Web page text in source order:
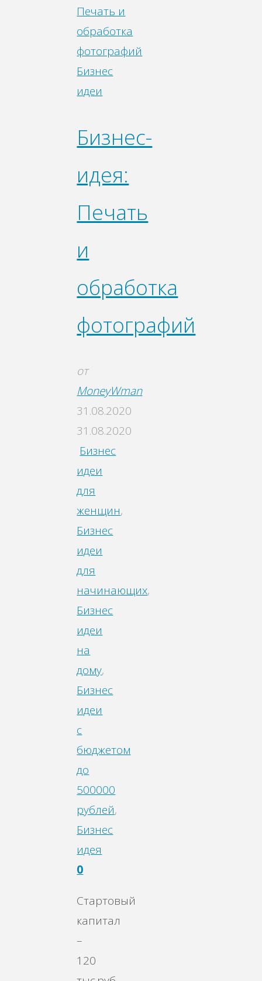
Бизнес
идеи
Бизнес-
идея:
Печать
и
обработка
фотографий
от
MoneyWman
31.08.2020
31.08.2020
Бизнес
идеи
для
женщин,
Бизнес
идеи
для
начинающих,
Бизнес
идеи
на
дому,
Бизнес
идеи
с
бюджетом
до
500000
рублей,
Бизнес
идея
0
Стартовый
капитал
–
120